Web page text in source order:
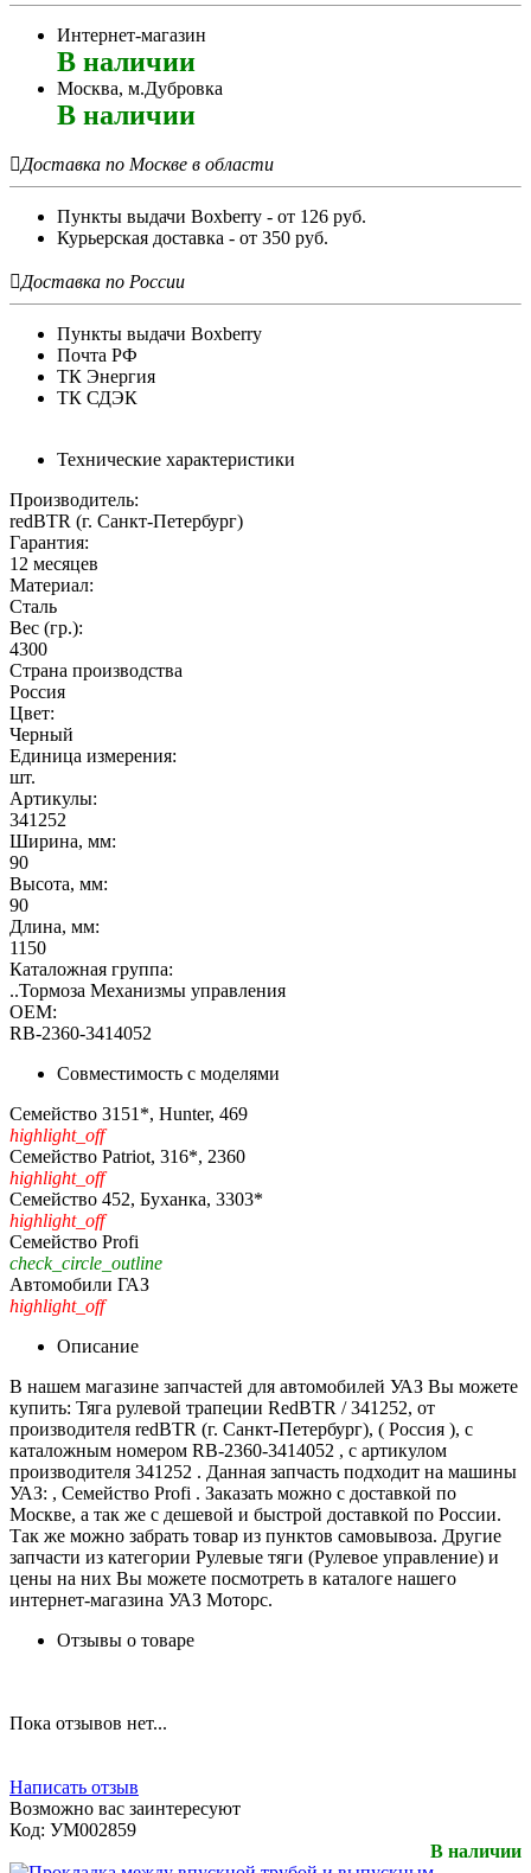
Интернет-магазин
В наличии
Москва, м.Дубровка
В наличии
Доставка по Москве в области
Пункты выдачи Boxberry - от 126 руб.
Курьерская доставка - от 350 руб.
Доставка по России
Пункты выдачи Boxberry
Почта РФ
ТК Энергия
ТК СДЭК
Технические характеристики
Производитель:
redBTR (г. Санкт-Петербург)
Гарантия:
12 месяцев
Материал:
Сталь
Вес (гр.):
4300
Страна производства
Россия
Цвет:
Черный
Единица измерения:
шт.
Артикулы:
341252
Ширина, мм:
90
Высота, мм:
90
Длина, мм:
1150
Каталожная группа:
..Тормоза Механизмы управления
OEM:
RB-2360-3414052
Совместимость с моделями
Семейство 3151*, Hunter, 469
highlight_off
Семейство Patriot, 316*, 2360
highlight_off
Семейство 452, Буханка, 3303*
highlight_off
Семейство Profi
check_circle_outline
Автомобили ГАЗ
highlight_off
Описание
В нашем магазине запчастей для автомобилей УАЗ Вы можете
купить: Тяга рулевой трапеции RedBTR / 341252, от
производителя redBTR (г. Санкт-Петербург), ( Россия ), с
каталожным номером RB-2360-3414052 , с артикулом
производителя 341252 . Данная запчасть подходит на машины
УАЗ: , Семейство Profi . Заказать можно с доставкой по
Москве, а так же с дешевой и быстрой доставкой по России.
Так же можно забрать товар из пунктов самовывоза. Другие
запчасти из категории Рулевые тяги (Рулевое управление) и
цены на них Вы можете посмотреть в каталоге нашего
интернет-магазина УАЗ Моторс.
Отзывы о товаре
Пока отзывов нет...
Написать отзыв
Возможно вас заинтересуют
Код: УМ002859
В наличии